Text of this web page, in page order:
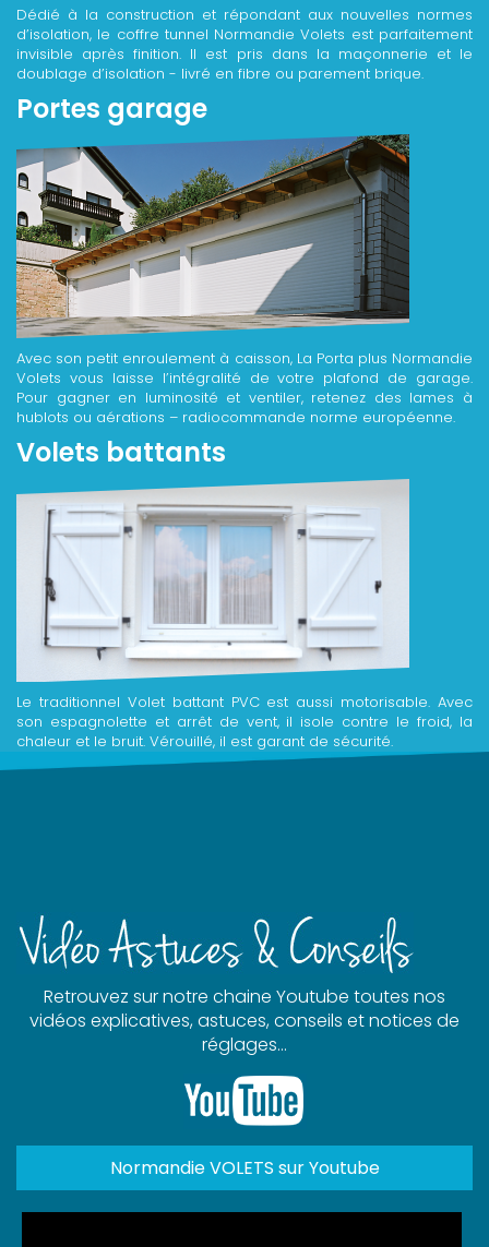
Dédié à la construction et répondant aux nouvelles normes
d’isolation, le coffre tunnel Normandie Volets est parfaitement
invisible après finition. Il est pris dans la maçonnerie et le
doublage d’isolation - livré en fibre ou parement brique.
Portes garage
Avec son petit enroulement à caisson, La Porta plus Normandie
Volets vous laisse l’intégralité de votre plafond de garage.
Pour gagner en luminosité et ventiler, retenez des lames à
hublots ou aérations – radiocommande norme européenne.
Volets battants
Le traditionnel Volet battant PVC est aussi motorisable. Avec
son espagnolette et arrêt de vent, il isole contre le froid, la
chaleur et le bruit. Vérouillé, il est garant de sécurité.
Retrouvez sur notre chaine Youtube toutes nos
vidéos explicatives, astuces, conseils et notices de
réglages...
Normandie VOLETS sur Youtube